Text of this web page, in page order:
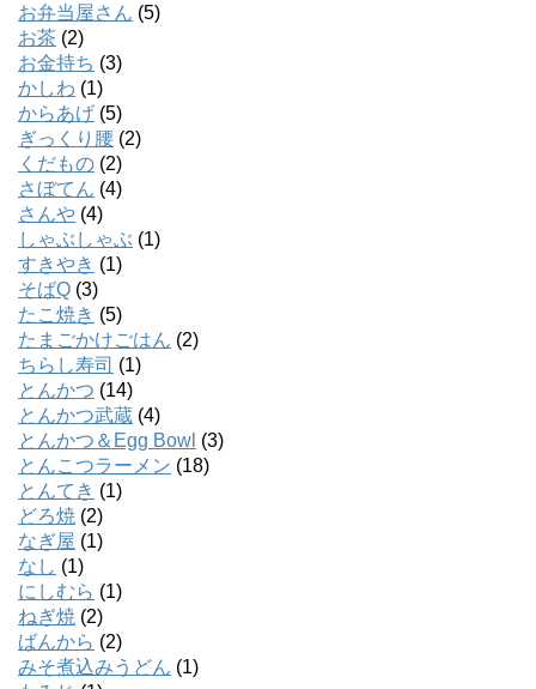
お弁当屋さん (5)
お茶 (2)
お金持ち (3)
かしわ (1)
からあげ (5)
ぎっくり腰 (2)
くだもの (2)
さぼてん (4)
さんや (4)
しゃぶしゃぶ (1)
すきやき (1)
そばQ (3)
たこ焼き (5)
たまごかけごはん (2)
ちらし寿司 (1)
とんかつ (14)
とんかつ武蔵 (4)
とんかつ＆Egg Bowl (3)
とんこつラーメン (18)
とんてき (1)
どろ焼 (2)
なぎ屋 (1)
なし (1)
にしむら (1)
ねぎ焼 (2)
ばんから (2)
みそ煮込みうどん (1)